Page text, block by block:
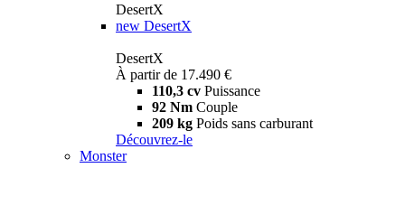
DesertX
new DesertX
DesertX
À partir de 17.490 €
110,3 cv Puissance
92 Nm Couple
209 kg Poids sans carburant
Découvrez-le
Monster